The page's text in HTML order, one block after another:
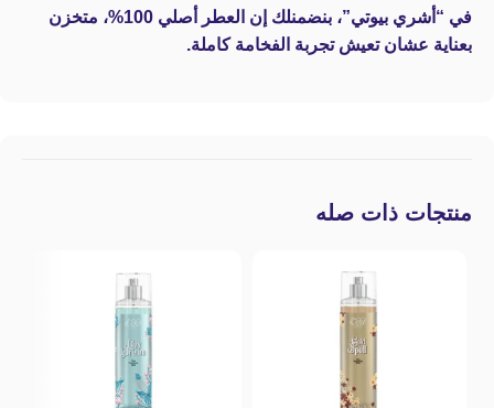
في “أشري بيوتي”، بنضمنلك إن العطر أصلي 100%، متخزن
بعناية عشان تعيش تجربة الفخامة كاملة.
منتجات ذات صله